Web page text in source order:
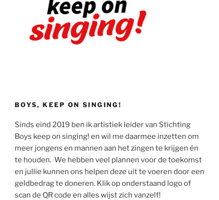
BOYS, KEEP ON SINGING!
Sinds eind 2019 ben ik artistiek leider van Stichting
Boys keep on singing! en wil me daarmee inzetten om
meer jongens en mannen aan het zingen te krijgen én
te houden. We hebben veel plannen voor de toekomst
en jullie kunnen ons helpen deze uit te voeren door een
geldbedrag te doneren. Klik op onderstaand logo of
scan de QR code en alles wijst zich vanzelf!